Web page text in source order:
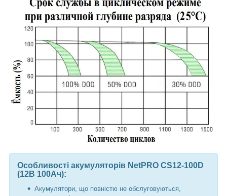
Особливості акумуляторів NetPRO CS12-100D
(12В 100Ач):
Акумулятори, що повністю не обслуговуються,